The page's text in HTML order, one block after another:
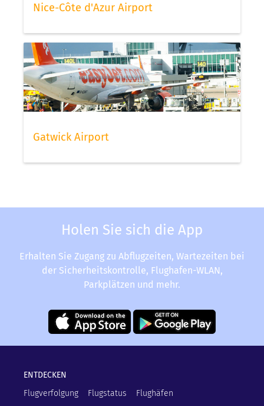
Nice-Côte d'Azur Airport
Gatwick Airport
Holen Sie sich die App
Erhalten Sie Zugang zu Abflugzeiten, Wartezeiten bei
der Sicherheitskontrolle, Flughafen-WLAN,
Parkplätzen und mehr.
ENTDECKEN
Flugverfolgung
Flugstatus Flughäfen